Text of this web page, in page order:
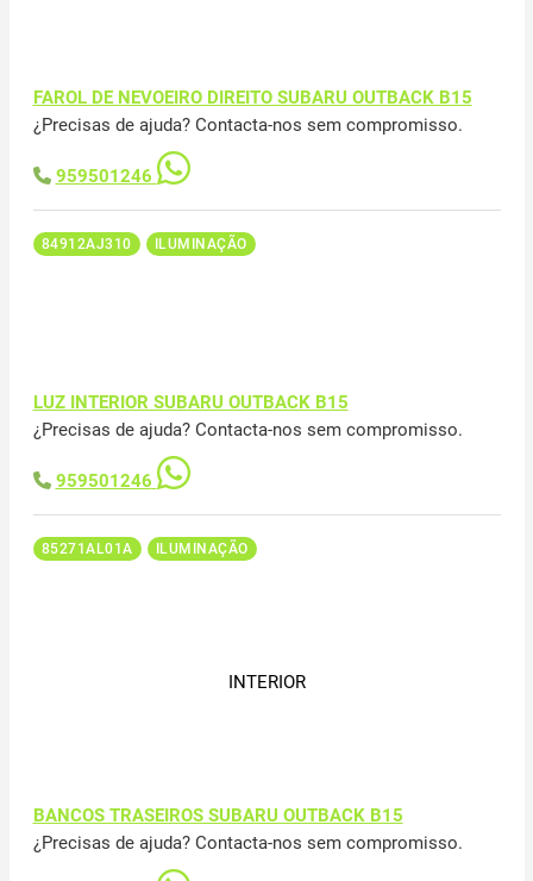
FAROL DE NEVOEIRO DIREITO SUBARU OUTBACK B15
¿Precisas de ajuda? Contacta-nos sem compromisso.
959501246
84912AJ310 ILUMINAÇÃO
LUZ INTERIOR SUBARU OUTBACK B15
¿Precisas de ajuda? Contacta-nos sem compromisso.
959501246
85271AL01A ILUMINAÇÃO
INTERIOR
BANCOS TRASEIROS SUBARU OUTBACK B15
¿Precisas de ajuda? Contacta-nos sem compromisso.